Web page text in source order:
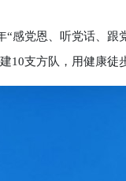
党恩、听党话、跟
10支方队，用健康徒